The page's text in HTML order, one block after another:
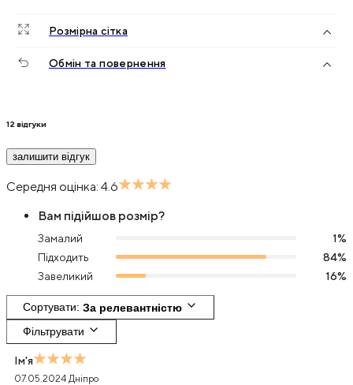
Розмірна сітка
Обмін та повернення
12 відгуки
залишити відгук
Середня оцінка: 4.6
Вам підійшов розмір?
Замалий 1%
Підходить
84%
Завеликий
16%
Сортувати За релевантністю
Фільтрувати
Ім'я
07.05.2024 Дніпро